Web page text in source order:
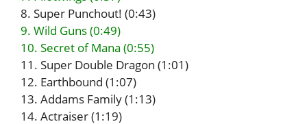
8. Super Punchout! (0:43)
9. Wild Guns (0:49)
10. Secret of Mana (0:55)
11. Super Double Dragon (1:01)
12. Earthbound (1:07)
13. Addams Family (1:13)
14. Actraiser (1:19)